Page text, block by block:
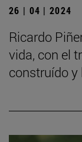
26 | 04 | 2024
Ricardo
vida, con el
construído y